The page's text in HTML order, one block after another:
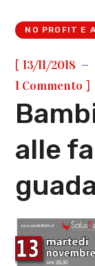
NO PROFIT E
[13/11/2018
1 Commento ]
alle